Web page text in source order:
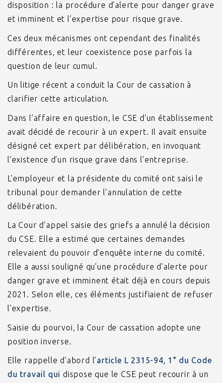
disposition : la procédure d’alerte pour danger grave
et imminent et l’expertise pour risque grave.
Ces deux mécanismes ont cependant des finalités
différentes, et leur coexistence pose parfois la
question de leur cumul.
Un litige récent a conduit la Cour de cassation à
clarifier cette articulation.
Dans l’affaire en question, le CSE d’un établissement
avait décidé de recourir à un expert. Il avait ensuite
désigné cet expert par délibération, en invoquant
l’existence d’un risque grave dans l’entreprise.
L’employeur et la présidente du comité ont saisi le
tribunal pour demander l’annulation de cette
délibération.
La Cour d’appel saisie des griefs a annulé la décision
du CSE. Elle a estimé que certaines demandes
relevaient du pouvoir d’enquête interne du comité.
Elle a aussi souligné qu’une procédure d’alerte pour
danger grave et imminent était déjà en cours depuis
2021. Selon elle, ces éléments justifiaient de refuser
l’expertise.
Saisie du pourvoi, la Cour de cassation adopte une
position inverse.
Elle rappelle d’abord l’article L 2315-94, 1° du Code
du travail qui dispose que le CSE peut recourir à un